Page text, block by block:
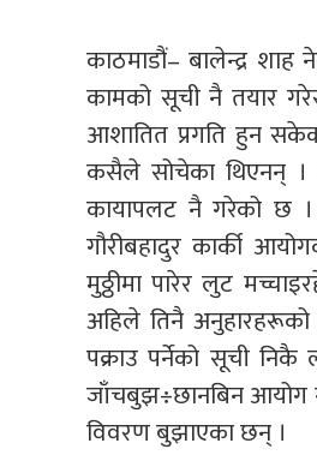
काठमाडौं– बालेन्द्र
कामको सूची नै तयार
आशातित प्रगति हुन
कसैले सोचेका थिएनन् ।
कायापलट नै गरेको छ
गौरीबहादुर कार्की
मुठ्ठीमा पारेर लुट
अहिले तिनै
पक्राउ पर्नेको सूची निकै
जाँचबुझ÷छानबिन आयोग
विवरण बुझाएका छन् ।